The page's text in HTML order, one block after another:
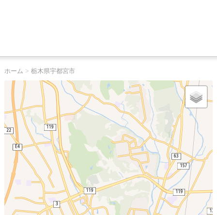
ホーム > 栃木県宇都宮市